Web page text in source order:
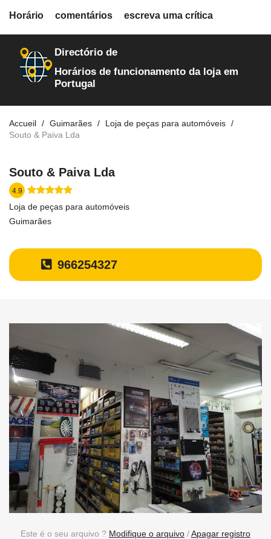
loja-de-autopecas
Directório de
Horários de funcionamento da loja em
Portugal
Accueil Guimarães
Loja de peças para automóveis
Souto & Paiva Lda
Souto & Paiva Lda
4.9
Loja de peças para automóveis
Guimarães
966254327
Horário comentários escreva uma crítica
Este é o seu arquivo ? Modifique o arquivo /Apagar registro